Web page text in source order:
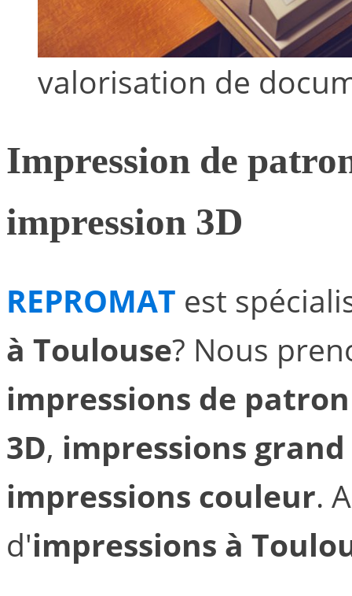
valorisation de
Impression de
impression 3D
REPROMAT est
à Toulouse? Nous
impressions de
3D, impressions
impressions couleur.
d'impressions à